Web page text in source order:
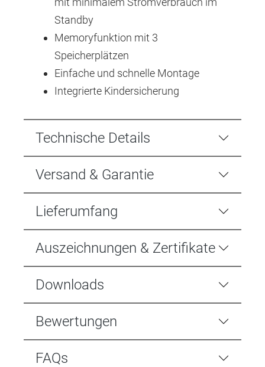
Standby
Memoryfunktion mit 3
Speicherplätzen
Einfache und schnelle Montage
Integrierte Kindersicherung
Technische Details
Versand & Garantie
Lieferumfang
Auszeichnungen & Zertifikate
Downloads
Bewertungen
FAQs